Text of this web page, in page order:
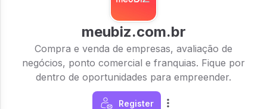
meubiz.com.br
Compra e venda de empresas, avaliação de
negócios, ponto comercial e franquias. Fique por
dentro de oportunidades para empreender.
Register